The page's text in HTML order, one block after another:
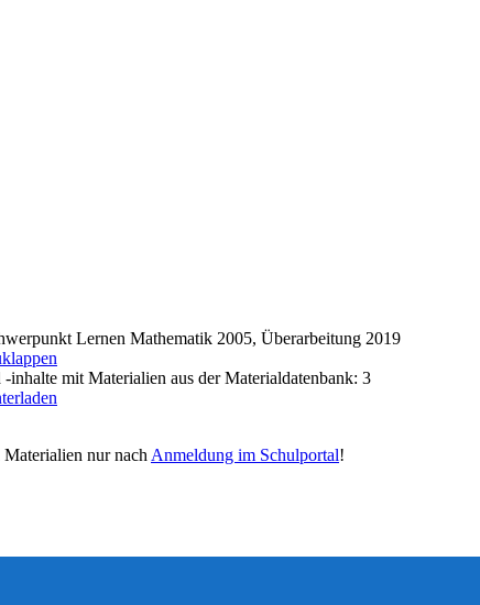
Lernen Mathematik 2005, Überarbeitung 2019
inhalte mit Materialien aus der Materialdatenbank: 3
nur nach Anmeldung im Schulportal!